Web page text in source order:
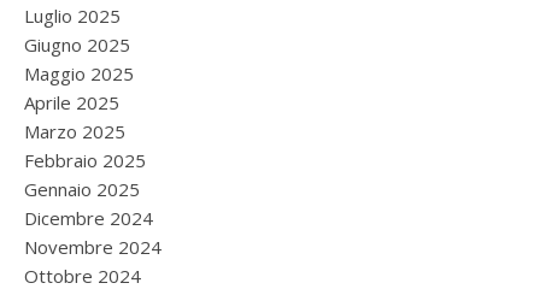
Luglio 2025
Giugno 2025
Maggio 2025
Aprile 2025
Marzo 2025
Febbraio 2025
Gennaio 2025
Dicembre 2024
Novembre 2024
Ottobre 2024